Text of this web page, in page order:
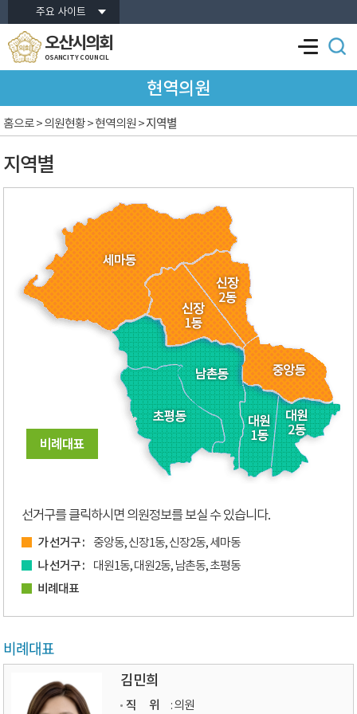
본문바로가기주요 사이트
오산시의회
OSANCITY COUNCIL
현역의원
지역별
홈으로> 의원현황 > 현역의원 >지역별
선거구를 클릭하시면 의원정보를 보실 수 있습니다.
가 선거구 :
중앙동, 신장1동, 신장2동, 세마동
나 선거구 :
대원1동, 대원2동, 남촌동, 초평동
비례대표
비례대표
김민희
직 위 : 의원